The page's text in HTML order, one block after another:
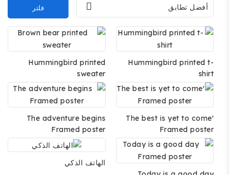
أفضل تطابق  فلتر
Hummingbird printed t-
shirt
Hummingbird printed
sweater
The best is yet to come'
Framed poster
The adventure begins
Framed poster
الهاتف الذكي